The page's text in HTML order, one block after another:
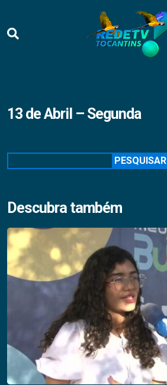
13 de Abril – Segunda
PESQUISAR
Descubra também